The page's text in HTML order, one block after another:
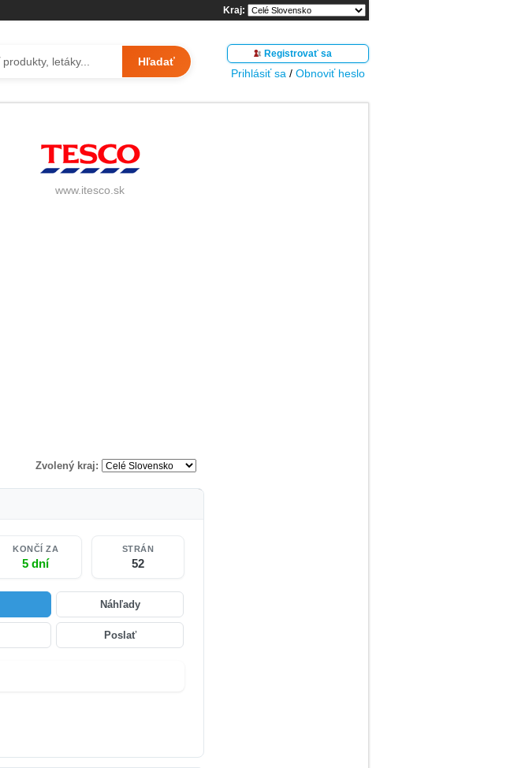
Kraj:
Hľadať
Registrovať sa
Prihlásiť sa / Obnoviť heslo
www.itesco.sk
Zvolený kraj:
KONČÍ ZA
5 dní
STRÁN
52
Náhľady
Poslať